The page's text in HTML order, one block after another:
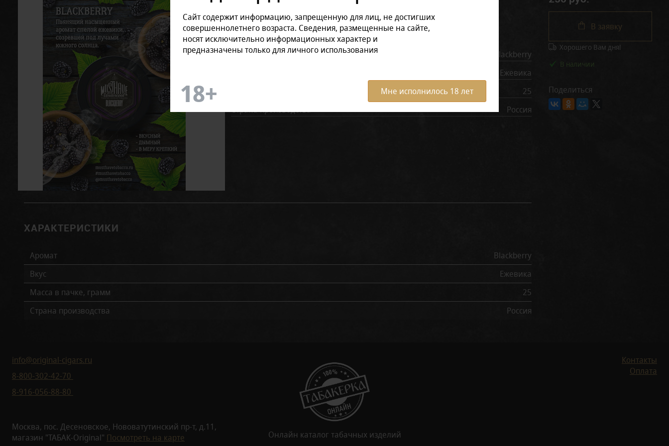
Сайт содержит информацию, запрещенную для лиц, не достигших
совершеннолетнего возраста. Сведения, размещенные на сайте,
носят исключительно информационных характер и
предназначены только для личного использования
Мне исполнилось 18 лет
Характеристики: Все характеристики
Аромат
Blackberry
Ежевика
25
Страна производства
Россия
ХАРАКТЕРИСТИКИ
Аромат
Blackberry
Вкус
Ежевика
Масса в пачке, грамм
25
Страна производства
Россия
В заявку
Хорошего Вам дня!
В наличии
Поделиться
info@original-cigars.ru
8-800-302-42-70
8-916-056-88-80
Москва, пос. Десеновское, Нововатутинский пр-т, д.11,
магазин "ТАБАК-Original" Посмотреть на карте Онлайн каталог табачных изделий
Контакты
Оплата